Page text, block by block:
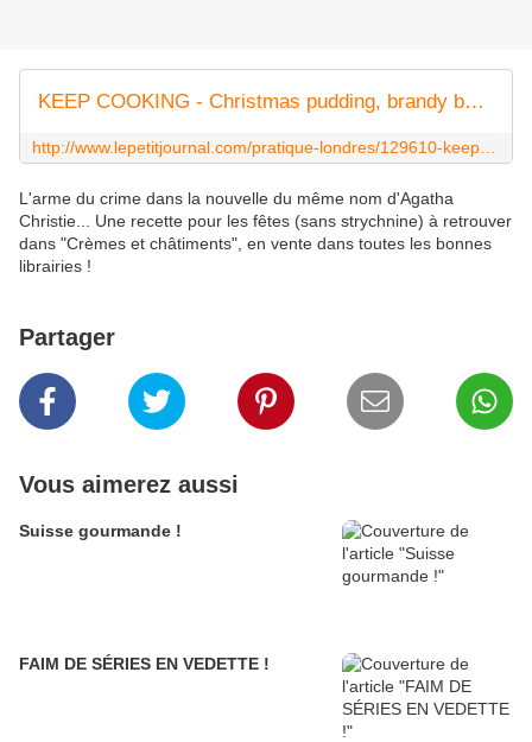
KEEP COOKING - Christmas pudding, brandy butter et Custard
L'arme du crime dans la nouvelle du même nom d'Agatha
Christie... Une recette pour les fêtes (sans strychnine) à retrouver
dans "Crèmes et châtiments", en vente dans toutes les bonnes
librairies !
Partager
Vous aimerez aussi
Suisse gourmande !
FAIM DE SÉRIES EN VEDETTE !